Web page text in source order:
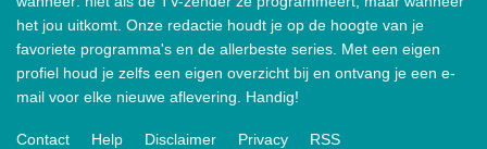
het jou uitkomt. Onze redactie houdt je op de hoogte van je
favoriete programma's en de allerbeste series. Met een eigen
profiel houd je zelfs een eigen overzicht bij en ontvang je een e-
mail voor elke nieuwe aflevering. Handig!
Contact Help Disclaimer Privacy RSS